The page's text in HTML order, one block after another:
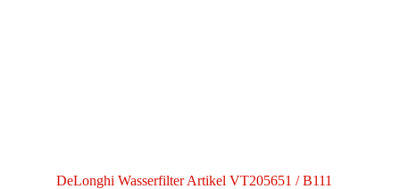
DeLonghi Wasserfilter Artikel VT205651 / B111